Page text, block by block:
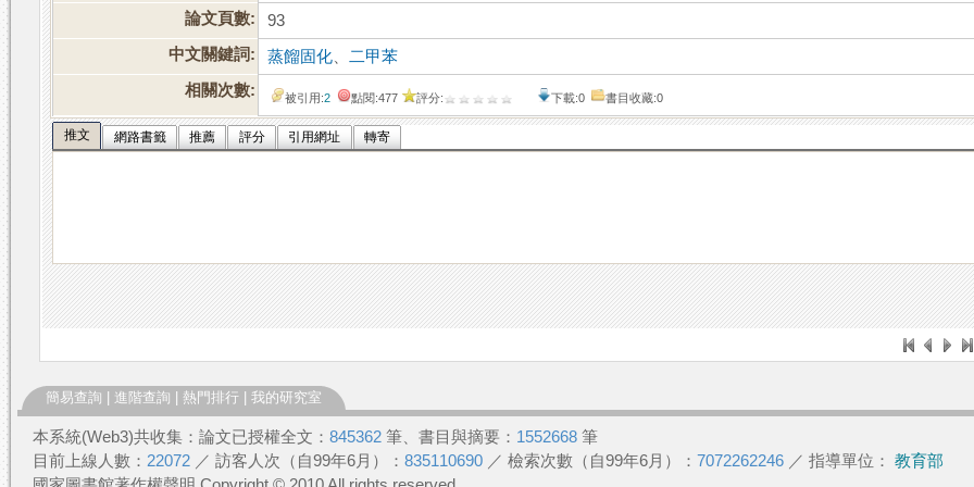
論文頁數:
93
中文關鍵詞:
蒸餾固化
二甲苯
相關次數:
被引用:2 點閱:477 評分: 下載:0 書目收藏:0
推文 網路書籤 推薦 評分 引用網址 轉寄
簡易查詢 進階查詢 熱門排行 我的研究室
本系統(Web3)共收集：論文已授權全文： 845362 筆、書目與摘要： 1552668 筆
目前上線人數： 22072 ／ 訪客人次（自99年6月）： 835110690 ／ 檢索次數（自99年6月）： 7072262246 ／ 指導單位： 教育部